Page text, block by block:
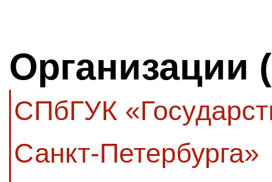
Организации
СПбГУК
Санкт-Петербурга»